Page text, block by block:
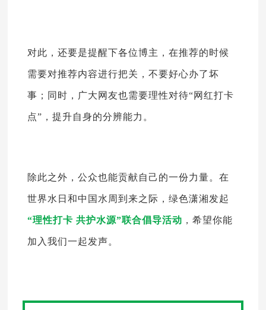
对此，还要是提醒下各位博主，在推荐的时候
需要对推荐内容进行把关，不要好心办了坏
事；同时，广大网友也需要理性对待“网红打卡
点”，提升自身的分辨能力。
除此之外，公众也能贡献自己的一份力量。在
世界水日和中国水周到来之际，绿色潇湘发起
“理性打卡 共护水源”联合倡导活动 ，希望你能
加入我们一起发声。